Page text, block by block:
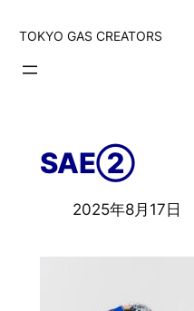
TOKYO GAS CREATORS
SAE②
2025年8月17日